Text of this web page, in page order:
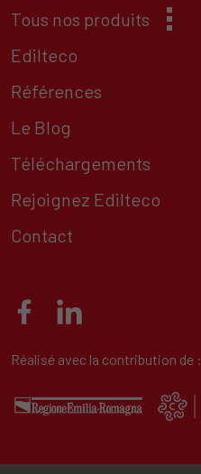
Tous nos produits
Edilteco
Références
Le Blog
Téléchargements
Rejoignez Edilteco
Contact
Réalisé avec la contribution de :